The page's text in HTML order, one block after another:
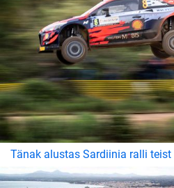
Tänak alustas Sardiinia ralli